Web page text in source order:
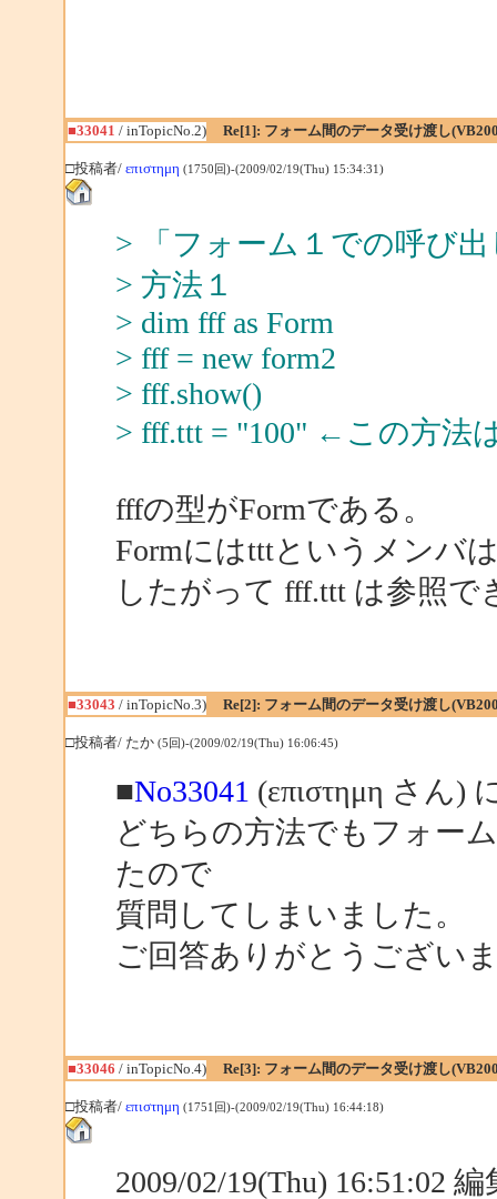
■33041 / inTopicNo.2) Re[1]: フォーム間のデータ受け渡し
□投稿者/ επιστημη (1750回)-(2009/02/19(Thu) 15:34:31)
> 「フォーム１での呼び
> 方法１
> dim fff as Form
> fff = new form2
> fff.show()
> fff.ttt = "100" ←この方法
fffの型がFormである。
Formにはtttというメンバ
したがって fff.ttt は参照で
■33043 / inTopicNo.3) Re[2]: フォーム間のデータ受け渡し
□投稿者/ たか (5回)-(2009/02/19(Thu) 16:06:45)
■No33041 (επιστημη さん)
どちらの方法でもフォー
たので
質問してしまいました。
ご回答ありがとうござい
■33046 / inTopicNo.4) Re[3]: フォーム間のデータ受け渡し
□投稿者/ επιστημη (1751回)-(2009/02/19(Thu) 16:44:18)
2009/02/19(Thu) 16:51:02